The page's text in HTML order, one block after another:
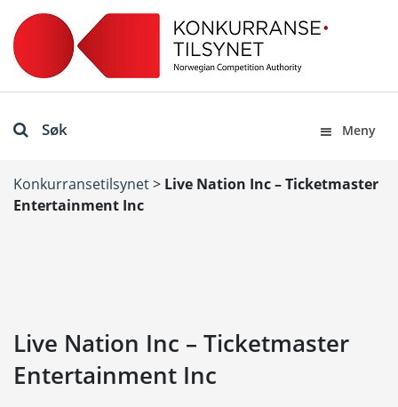
Søk Meny
Konkurransetilsynet> Live Nation Inc – Ticketmaster
Entertainment Inc
Live Nation Inc – Ticketmaster
Entertainment Inc